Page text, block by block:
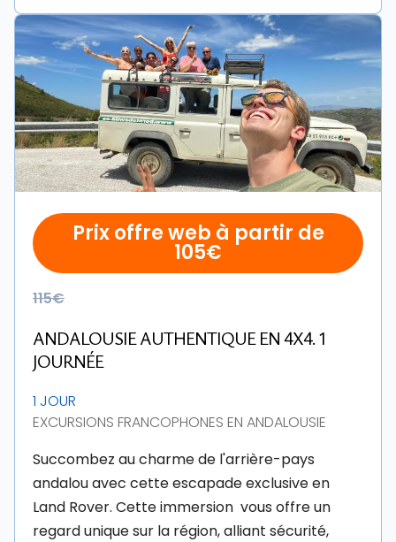
Prix offre web à partir de
105€
115€
ANDALOUSIE AUTHENTIQUE EN 4X4. 1
JOURNÉE
1 JOUR
EXCURSIONS FRANCOPHONES EN ANDALOUSIE
Succombez au charme de l'arrière-pays
andalou avec cette escapade exclusive en
Land Rover. Cette immersion vous offre un
regard unique sur la région, alliant sécurité,